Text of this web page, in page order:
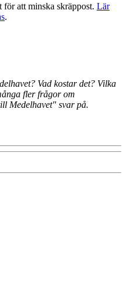
att minska skräppost. Lär
.
Vad kostar det? Vilka
fler frågor om
Medelhavet" svar på.